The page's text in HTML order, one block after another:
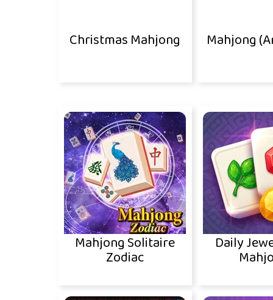
Mahjong Solitaire
Zodiac
Daily
Christmas Mahjong Mahjong